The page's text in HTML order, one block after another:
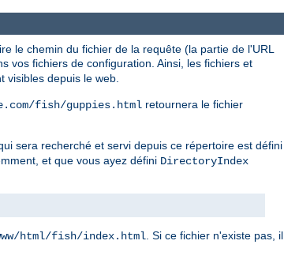
le chemin du fichier de la requête (la partie de l'URL
vos fichiers de configuration. Ainsi, les fichiers et
visibles depuis le web.
fish/guppies.html retournera le fichier
sera recherché et servi depuis ce répertoire est défini
et que vous ayez défini DirectoryIndex
html/fish/index.html . Si ce fichier n'existe pas, il